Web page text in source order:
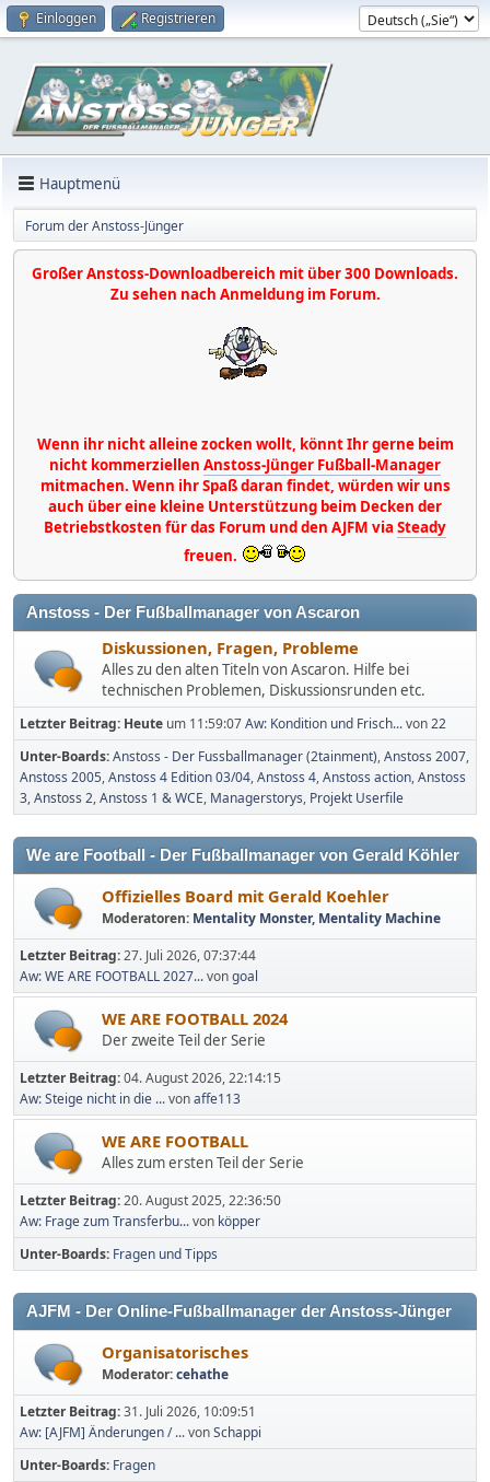
Einloggen Registrieren
Hauptmenü
Forum der Anstoss-Jünger
Großer Anstoss-Downloadbereich mit über 300 Downloads.
Zu sehen nach Anmeldung im Forum.
Wenn ihr nicht alleine zocken wollt, könnt Ihr gerne beim
nicht kommerziellen Anstoss-Jünger Fußball-Manager
mitmachen. Wenn ihr Spaß daran findet, würden wir uns
auch über eine kleine Unterstützung beim Decken der
Betriebstkosten für das Forum und den AJFM via Steady
freuen.
Anstoss - Der Fußballmanager von Ascaron
Diskussionen, Fragen, Probleme
Alles zu den alten Titeln von Ascaron. Hilfe bei
technischen Problemen, Diskussionsrunden etc.
Letzter Beitrag: Heute um 11:59:07Aw: Kondition und Frisch...von22
Unter-Boards Anstoss - Der Fussballmanager (2tainment) Anstoss 2007
Anstoss 2005 Anstoss 4 Edition 03/04 Anstoss 4 Anstoss action Anstoss
3 Anstoss 2 Anstoss 1 & WCE Managerstorys Projekt Userfile
We are Football - Der Fußballmanager von Gerald Köhler
Offizielles Board mit Gerald Koehler
Moderatoren: Mentality Monster, Mentality Machine
Letzter Beitrag:27. Juli 2026, 07:37:44
Aw: WE ARE FOOTBALL 2027...vongoal
WE ARE FOOTBALL 2024
Der zweite Teil der Serie
Letzter Beitrag:04. August 2026, 22:14:15
Aw: Steige nicht in die ...vonaffe113
WE ARE FOOTBALL
Alles zum ersten Teil der Serie
Letzter Beitrag:20. August 2025, 22:36:50
Aw: Frage zum Transferbu...von köpper
Unter-Boards Fragen und Tipps
AJFM - Der Online-Fußballmanager der Anstoss-Jünger
Organisatorisches
Moderator:cehathe
Letzter Beitrag:31. Juli 2026, 10:09:51
Aw: [AJFM] Änderungen / ...vonSchappi
Unter-Boards Fragen